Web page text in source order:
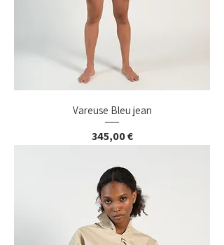
Vareuse Bleu jean
Prix
345,00 €